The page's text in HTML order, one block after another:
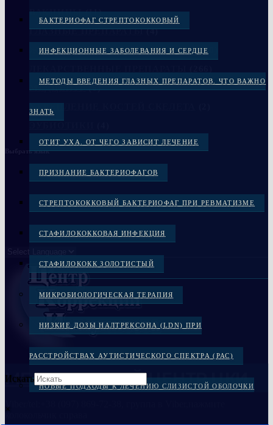
БАКТЕРИОФАГ СТРЕПТОКОККОВЫЙ
ИНФЕКЦИОННЫЕ ЗАБОЛЕВАНИЯ И СЕРДЦЕ
МЕТОДЫ ВВЕДЕНИЯ ГЛАЗНЫХ ПРЕПАРАТОВ. ЧТО ВАЖНО
ЗНАТЬ
ОТИТ УХА. ОТ ЧЕГО ЗАВИСИТ ЛЕЧЕНИЕ
ПРИЗНАНИЕ БАКТЕРИОФАГОВ
СТРЕПТОКОККОВЫЙ БАКТЕРИОФАГ ПРИ РЕВМАТИЗМЕ
СТАФИЛОКОККОВАЯ ИНФЕКЦИЯ
СТАФИЛОКОКК ЗОЛОТИСТЫЙ
МИКРОБИОЛОГИЧЕСКАЯ ТЕРАПИЯ
НИЗКИЕ ДОЗЫ НАЛТРЕКСОНА (LDN) ПРИ
РАССТРОЙСТВАХ АУТИСТИЧЕСКОГО СПЕКТРА (РАС)
НОВЫЕ ПОДХОДЫ К ЛЕЧЕНИЮ СЛИЗИСТОЙ ОБОЛОЧКИ
Искать
×
ВАКЦИНЫ(11)
ГЛАЗНЫЕ ПРЕПАРАТЫ(4)
ЖЕЛУДОЧНО-КИШЕЧНЫЙ ТРАКТ(10)
МЕДЦЕНТР(6)
Выбрать язык
МЕДИЦИНСКИЙ ЦЕНТР ЦКИ